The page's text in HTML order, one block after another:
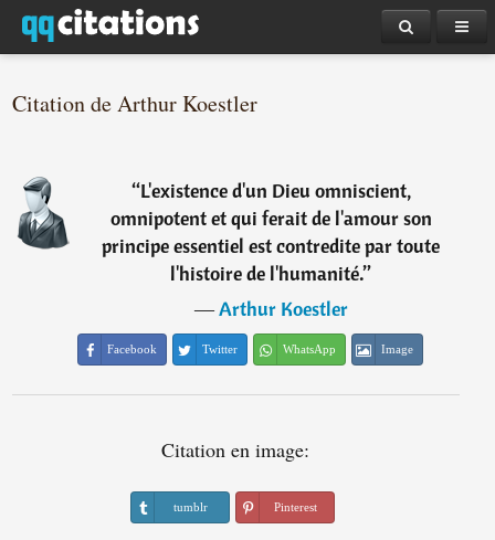
Citation de Arthur Koestler
“L'existence d'un Dieu omniscient,
omnipotent et qui ferait de l'amour son
principe essentiel est contredite par toute
l'histoire de l'humanité.”
―Arthur Koestler
Facebook Twitter WhatsApp Image
Citation en image:
tumblr Pinterest